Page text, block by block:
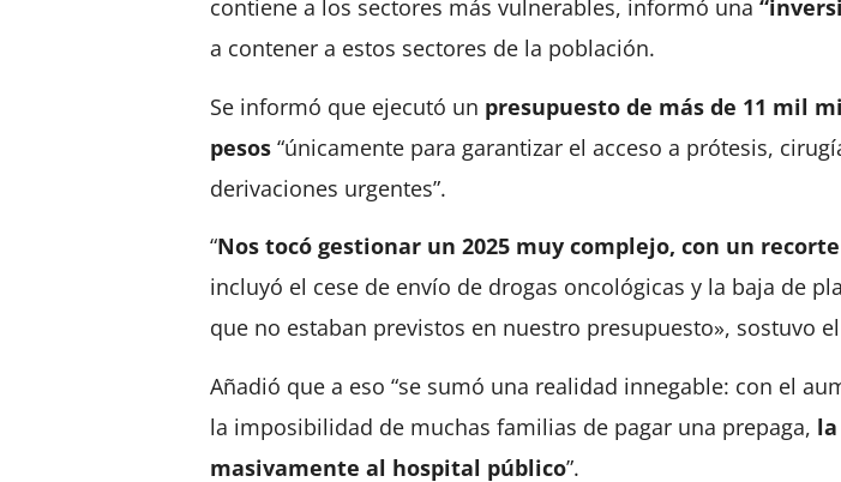
contiene a los sectores más vulnerables, informó una
a contener a estos sectores de la población.
Se informó que ejecutó un presupuesto de más de 11 mil
pesos “únicamente para garantizar el acceso a prótesis,
derivaciones urgentes”.
“Nos tocó gestionar un 2025 muy complejo, con un
incluyó el cese de envío de drogas oncológicas y la baja de
que no estaban previstos en nuestro presupuesto», sostuvo
Añadió que a eso “se sumó una realidad innegable: con el
la imposibilidad de muchas familias de pagar una prepaga,
masivamente al hospital público”.